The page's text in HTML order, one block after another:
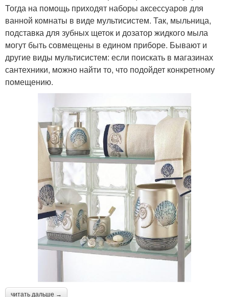
Тогда на помощь приходят наборы аксессуаров для
ванной комнаты в виде мультисистем. Так, мыльница,
подставка для зубных щеток и дозатор жидкого мыла
могут быть совмещены в едином приборе. Бывают и
другие виды мультисистем: если поискать в магазинах
сантехники, можно найти то, что подойдет конкретному
помещению.
читать дальше →